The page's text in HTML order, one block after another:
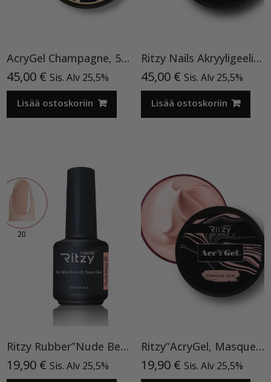
AcryGel Champagne, 56 ml TPO vapaa
45,00 € Sis. Alv 25,5%
Lisää ostoskoriin
Ritzy Nails Akryyligeeli “Pink Blush”56 ml, Tpo vapaa, acrylgel
45,00 € Sis. Alv 25,5%
Lisää ostoskoriin
Ritzy Rubber”Nude Beige”20, alusgeeli TPO-VAPAA
19,90 € Sis. Alv 25,5%
Ritzy”AcryGel, Masque Pink”15ml TPO-VAPAA
19,90 € Sis. Alv 25,5%